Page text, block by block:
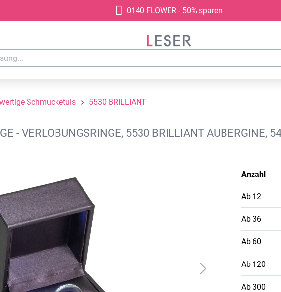
0140 FLOWER - 50% sparen
Schmucketuis 5530 BRILLIANT
- VERLOBUNGSRINGE, 5530 BRILLIANT AUBERGINE,
Anzahl
Ab 12
Ab 36
Ab 60
Ab 120
Ab 300